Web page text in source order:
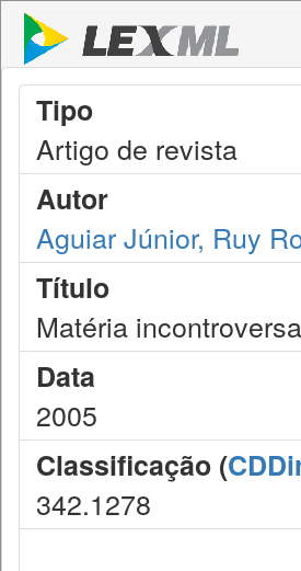
Tipo
Artigo de revista
Autor
Aguiar Júnior, Ruy
Título
Matéria
Data
2005
Classificação (
342.1278